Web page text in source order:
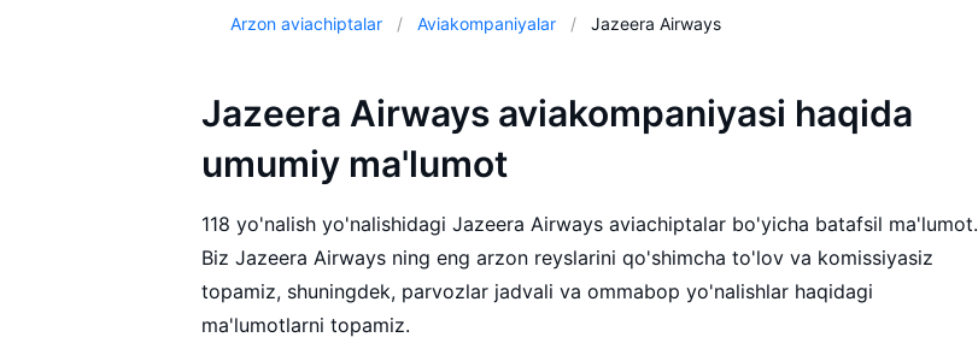
Arzon aviachiptalar Aviakompaniyalar Jazeera Airways
Jazeera Airways aviakompaniyasi haqida
umumiy ma'lumot
118 yo'nalish yo'nalishidagi Jazeera Airways aviachiptalar bo'yicha batafsil ma'lumot.
Biz Jazeera Airways ning eng arzon reyslarini qo'shimcha to'lov va komissiyasiz
topamiz, shuningdek, parvozlar jadvali va ommabop yo'nalishlar haqidagi
ma'lumotlarni topamiz.